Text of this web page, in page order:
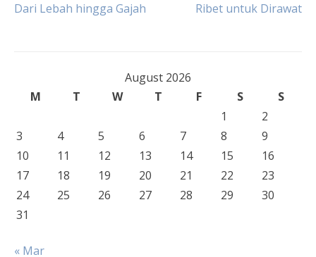
navigation
Dari Lebah hingga Gajah
Ribet untuk Dirawat
August 2026
M
T W T F S
S
1
2
3
4 5 6 7 8
9
10
11 12 13 14 15
16
17
18 19 20 21 22
23
24
25 26 27 28 29
30
31
« Mar